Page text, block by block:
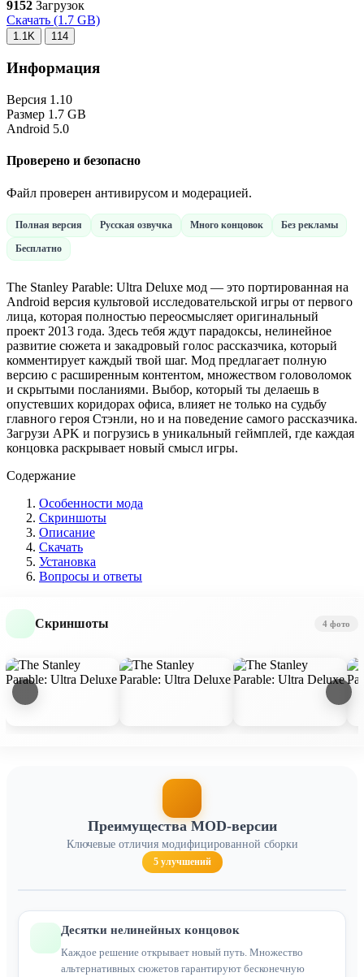
9152 Загрузок
Скачать (1.7 GB)
1.1K 114
Информация
Версия 1.10
Размер 1.7 GB
Android 5.0
Проверено и безопасно
Файл проверен антивирусом и модерацией.
Полная версия Русская озвучка Много концовок Без рекламы
Бесплатно
The Stanley Parable: Ultra Deluxe мод — это портированная на
Android версия культовой исследовательской игры от первого
лица, которая полностью переосмысляет оригинальный
проект 2013 года. Здесь тебя ждут парадоксы, нелинейное
развитие сюжета и закадровый голос рассказчика, который
комментирует каждый твой шаг. Мод предлагает полную
версию с расширенным контентом, множеством головоломок
и скрытыми посланиями. Выбор, который ты делаешь в
опустевших коридорах офиса, влияет не только на судьбу
главного героя Стэнли, но и на поведение самого рассказчика.
Загрузи APK и погрузись в уникальный геймплей, где каждая
концовка раскрывает новый смысл игры.
Содержание
Особенности мода
Скриншоты
Описание
Скачать
Установка
Вопросы и ответы
Скриншоты 4 фото
Преимущества MOD-версии
Ключевые отличия модифицированной сборки
5 улучшений
Десятки нелинейных концовок
Каждое решение открывает новый путь. Множество
альтернативных сюжетов гарантируют бесконечную